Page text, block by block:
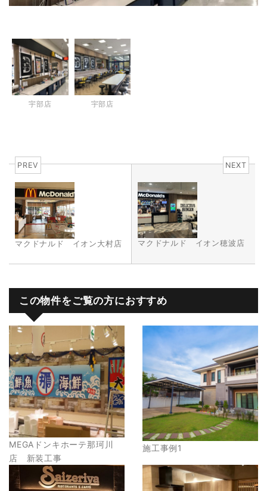
宇部店 宇部店
PREV
マクドナルド イオン大村店
NEXT
マクドナルド イオン穂波店
この物件をご覧の方におすすめ
MEGAドンキホーテ那珂川
店 新装工事
施工事例1